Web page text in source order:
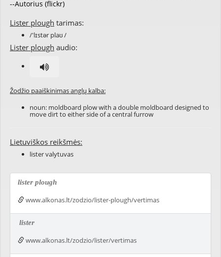
--Autorius (flickr)
Lister plough tarimas:
/'lɪstər plaʊ /
Lister plough audio:
Žodžio paaiškinimas anglų kalba:
noun: moldboard plow with a double moldboard designed to
move dirt to either side of a central furrow
Lietuviškos reikšmės:
lister valytuvas
lister plough
www.alkonas.lt/zodzio/lister-plough/vertimas
lister
www.alkonas.lt/zodzio/lister/vertimas